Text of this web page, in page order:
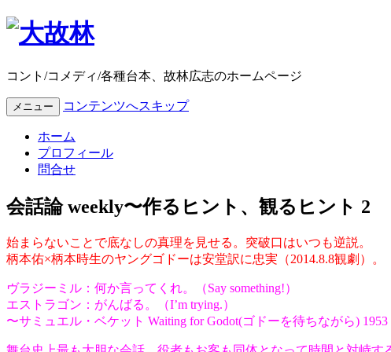
コント/コメディ/各種台本、故林広志のホームページ
メニュー コンテンツへスキップ
ホーム
プロフィール
問合せ
会話論 weekly〜作るヒント、観るヒント 2
始まらないことで底なしの真理を見せる。突破口はいつも逆説。
柄本佑×柄本時生のヤングゴドーは安堂訳に忠実（2014.8.8観劇）。
ヴラジーミル：何か言ってくれ。（Say something!）
エストラゴン：がんばる。（I’m trying.）
〜サミュエル・ベケット Waiting for Godot(ゴドーを待ちながら) 1953